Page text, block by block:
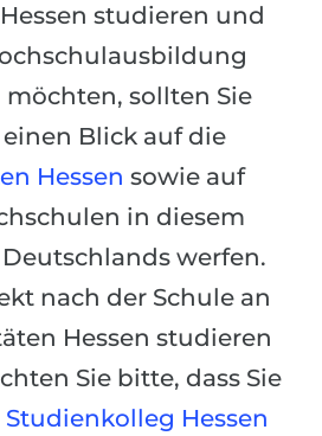
studieren und
möchten, sollten Sie
Blick auf die
Hessen sowie auf
in diesem
werfen.
nach der Schule an
Hessen studieren
Sie bitte, dass Sie
Studienkolleg Hessen